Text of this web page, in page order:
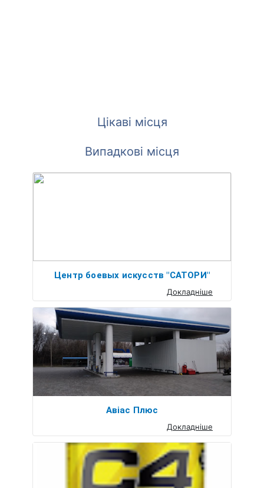
Цікаві місця
Випадкові місця
Центр боевых искусств "САТОРИ"
Докладніше
Авіас Плюс
Докладніше